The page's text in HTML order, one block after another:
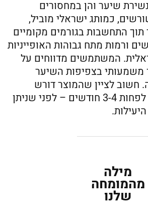
שיער והן במחסורים
כמותג ישראלי מוביל,
התחשבות בגורמים מקומיים
ורמות מתח גבוהות האופייניות
המשתמשים מדווחים על
משמעותי בצפיפות השיער
חשוב לציין שהמוצר דורש
שימוש ממושך – לפחות 3-4 חודשים – לפני שניתן
מילה
מהמומחה
שלנו